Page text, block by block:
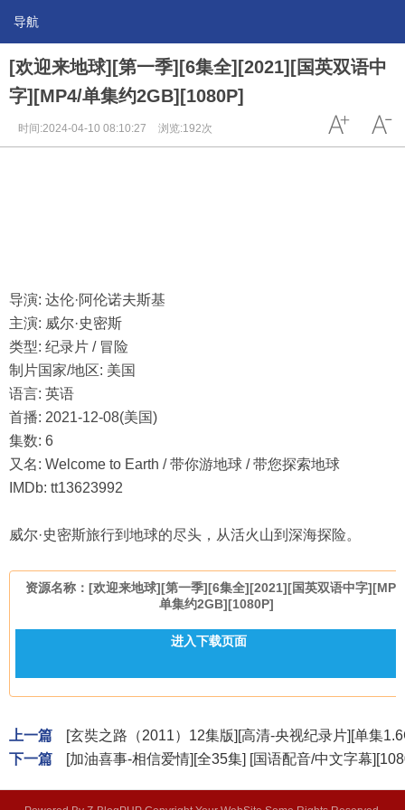
导航
[欢迎来地球][第一季][6集全][2021][国英双语中
字][MP4/单集约2GB][1080P]
时间:2024-04-10 08:10:27 浏览:192次
导演: 达伦·阿伦诺夫斯基
主演: 威尔·史密斯
类型: 纪录片 / 冒险
制片国家/地区: 美国
语言: 英语
首播: 2021-12-08(美国)
集数: 6
又名: Welcome to Earth / 带你游地球 / 带您探索地球
IMDb: tt13623992
威尔·史密斯旅行到地球的尽头，从活火山到深海探险。
资源名称：[欢迎来地球][第一季][6集全][2021][国英双语中字
单集约2GB][1080P]
进入下载页面
上一篇
[玄奘之路（2011）12集版][高清-央视纪录片][单集
下一篇
[加油喜事-相信爱情][全35集] [国语配音/中文字幕